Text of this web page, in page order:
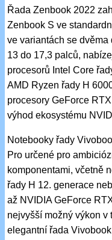
Řada Zenbook 2022
Zenbook S ve
ve variantách se
13 do 17,3 palců,
procesorů Intel Core
AMD Ryzen řady H
procesory GeForce
výhod ekosystému
Notebooky řady
Pro určené pro
komponentami, včetně
řady H 12. generace
až NVIDIA GeForce
nejvyšší možný výkon v
elegantní řada